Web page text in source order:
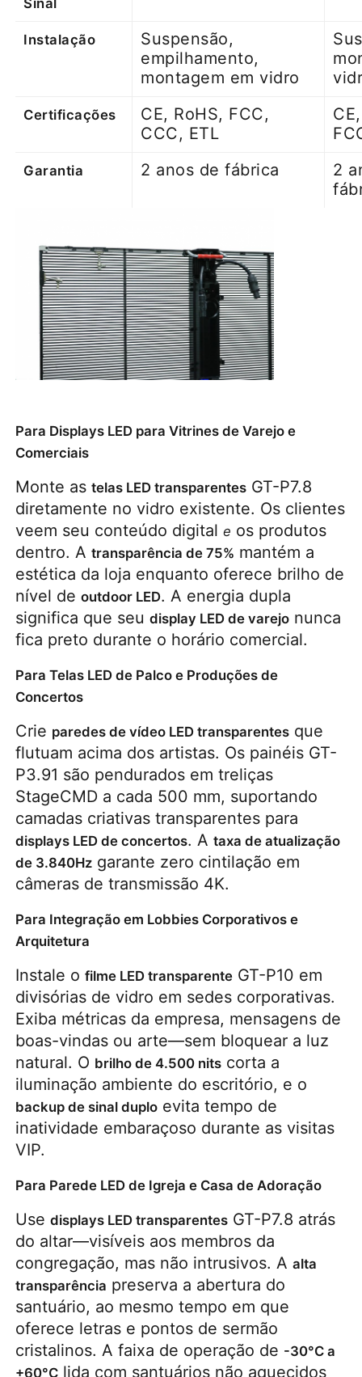
Instalação
Suspensão,
empilhamento,
montagem em vidro
Certificações
CE, RoHS, FCC,
CCC, ETL
Garantia 2 anos de fábrica
2
Para Displays LED para Vitrines de Varejo e
Comerciais
Monte as telas LED transparentes GT-P7.8
diretamente no vidro existente. Os clientes
veem seu conteúdo digital e os produtos
dentro. A transparência de 75% mantém a
estética da loja enquanto oferece brilho de
nível de outdoor LED. A energia dupla
significa que seu display LED de varejo nunca
fica preto durante o horário comercial.
Para Telas LED de Palco e Produções de
Concertos
Crie paredes de vídeo LED transparentes que
flutuam acima dos artistas. Os painéis GT-
P3.91 são pendurados em treliças
StageCMD a cada 500 mm, suportando
displays LED de concertos. A taxa de atualização
de 3.840Hz garante zero cintilação em
câmeras de transmissão 4K.
Para Integração em Lobbies Corporativos e
Arquitetura
Instale o filme LED transparente GT-P10 em
divisórias de vidro em sedes corporativas.
Exiba métricas da empresa, mensagens de
boas-vindas ou arte—sem bloquear a luz
natural. O brilho de 4.500 nits corta a
backup de sinal duplo evita tempo de
inatividade embaraçoso durante as visitas
VIP.
Para Parede LED de Igreja e Casa de Adoração
Use displays LED transparentes GT-P7.8 atrás
do altar—visíveis aos membros da
congregação, mas não intrusivos. A alta
transparência preserva a abertura do
santuário, ao mesmo tempo em que
oferece letras e pontos de sermão
cristalinos. A faixa de operação de -30°C a
+60°C lida com santuários não aquecidos